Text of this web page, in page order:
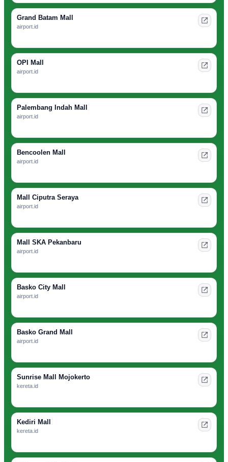
Grand Batam Mall
airport.id
OPI Mall
airport.id
Palembang Indah Mall
airport.id
Bencoolen Mall
airport.id
Mall Ciputra Seraya
airport.id
Mall SKA Pekanbaru
airport.id
Basko City Mall
airport.id
Basko Grand Mall
airport.id
Sunrise Mall Mojokerto
kereta.id
Kediri Mall
kereta.id